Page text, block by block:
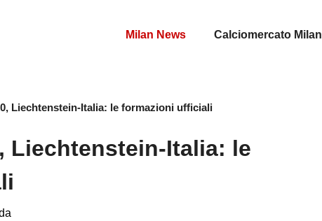
Milan News Calciomercato Milan
Liechtenstein-Italia: le formazioni ufficiali
Liechtenstein-Italia: le